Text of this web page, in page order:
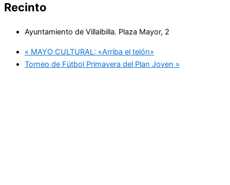
Recinto
Ayuntamiento de Villalbilla. Plaza Mayor, 2
« MAYO CULTURAL: «Arriba el telón»
Torneo de Fútbol Primavera del Plan Joven »